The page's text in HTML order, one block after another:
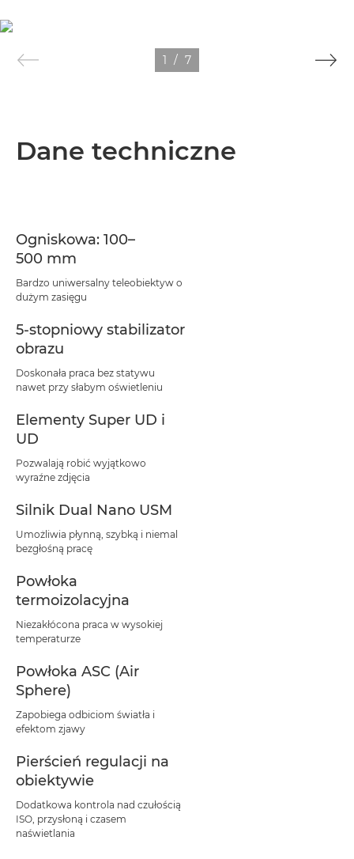
1 / 7
Dane techniczne
Ogniskowa: 100–
500 mm
Bardzo uniwersalny teleobiektyw o
dużym zasięgu
5-stopniowy stabilizator
obrazu
Doskonała praca bez statywu
nawet przy słabym oświetleniu
Elementy Super UD i
UD
Pozwalają robić wyjątkowo
wyraźne zdjęcia
Silnik Dual Nano USM
Umożliwia płynną, szybką i niemal
bezgłośną pracę
Powłoka
termoizolacyjna
Niezakłócona praca w wysokiej
temperaturze
Powłoka ASC (Air
Sphere)
Zapobiega odbiciom światła i
efektom zjawy
Pierścień regulacji na
obiektywie
Dodatkowa kontrola nad czułością
ISO, przysłoną i czasem
naświetlania